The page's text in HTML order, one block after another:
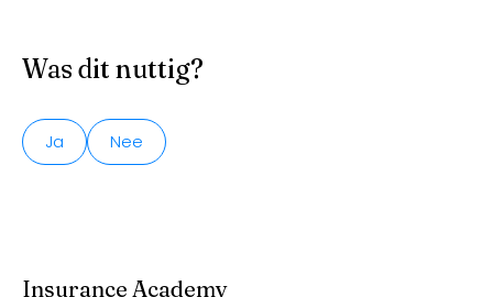
Was dit nuttig?
Ja Nee
Insurance Academy